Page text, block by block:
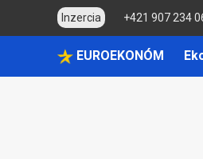
Inzercia +421 907 234
EUROEKONÓM